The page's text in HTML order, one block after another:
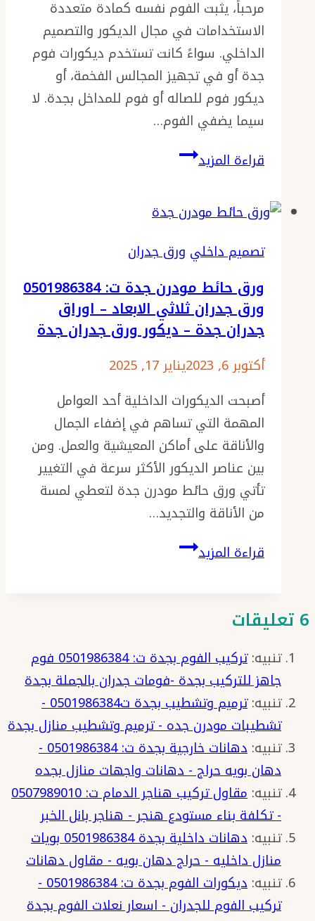
حديد
–
بوية
الابواب
الخشب
بجده
مرحباً، يثبت الفوم نفسه كمادة متعددة
الاستخدامات في مجال الديكور والتصميم
الداخلي. سواءً كانت تستخدم ديكورات فوم
جدة أو في تجهيز المجالس الفخمة، أو
ديكور فوم للصاله أو فوم للمداخل بجدة. لا
سيما يضفي الفوم…
قراءة المزيدديكورات
ت:
0501986384
فوم
جدران
صالات
جدة
–
فوم
مجالس
فخم
–
براويز
فوم
للجدران
–
معلم
تصميم داخلي ورق جدران
ورق حائط مودرن جدة ت: 0501986384
ورق جدران ثلاثي الابعاد – اوراق
جدران جدة – ديكور ورق جدران جدة
أكتوبر 6, 2023
يناير 17, 2025
أصبحت الديكورات الداخلية أحد العوامل
المهمة التي تساهم في إضفاء الجمال
والأناقة على أماكن المعيشية والعمل. ومن
بين عناصر الديكور الأكثر سرعة في التغيير
تأتي ورق حائط مودرن جدة لتعطي لمسة
من الأناقة والتجديد…
قراءة المزيدورق
0501986384
ورق
جدران
ثلاثي
الابعاد
–
اوراق
جدران
جدة
–
ديكور
ورق
6 تعليقات
تنبيه:
تركيب الفوم بجدة ت: 0501986384 فوم
جاهز للتركيب بجدة -فومات جدران بالجملة بجدة
تنبيه:
ترميم وتشطيب بجدة ت0501986384 -
تشطيبات مودرن جده - ترميم وتشطيب منازل بجدة
تنبيه:
دهانات خارجية بجدة ت: 0501986384 -
دهان بويه حراج - دهانات واجهات منازل بجده
تنبيه:
مقاول تركيب هناجر الدمام ت: 0507989010
- تكلفة بناء مستودع هنجر - هناجر بانل الخبر
تنبيه:
دهانات داخلية بجدة 0501986384 بويات
منازل داخليه - حراج دهان بويه - مقاول دهانات
تنبيه:
ديكورات الفوم بجدة ت: 0501986384 -
تركيب الفوم للجدران - اسعار نعلات الفوم بجدة